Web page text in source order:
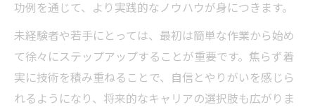
功例を通じて、より実践的なノウハウが身につきます。
未経験者や若手にとっては、最初は簡単な作業から始め
て徐々にステップアップすることが重要です。焦らず着
実に技術を積み重ねることで、自信とやりがいを感じら
れるようになり、将来的なキャリアの選択肢も広がりま